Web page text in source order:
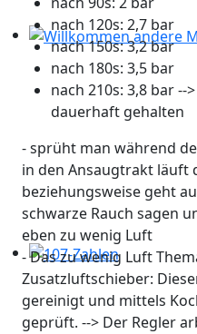
Willkommen andere MB
107-Zahlen
nach 120s: 2,7 bar
nach 150s: 3,2 bar
nach 180s: 3,5 bar
nach 210s: 3,8 bar
dauerhaft gehalten
- sprüht man während
in den Ansaugtrakt läuft
beziehungsweise geht
schwarze Rauch sagen
eben zu wenig Luft
- Das zu wenig Luft
Zusatzluftschieber:
gereinigt und mittels
geprüft. --> Der Regler